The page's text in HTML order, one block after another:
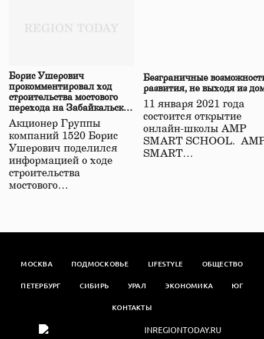
Борис Ушерович
прокомментировал ход
строительства мостового
перехода на Забайкальской
железной дороге
Акционер Группы
компаний 1520 Борис
Ушерович поделился
информацией о ходе
строительства
мостового…
Безграничные
развития, не выходя из
11 января 2021 года
состоится открытие
онлайн-школы АМР
SMART SCHOOL.
SMART…
МОСКВА ПОДМОСКОВЬЕ LIFESTYLE ОБЩЕСТВО
ПЕТЕРБУРГ СИБИРЬ УРАЛ ЭКОНОМИКА ЮГ
КОНТАКТЫ